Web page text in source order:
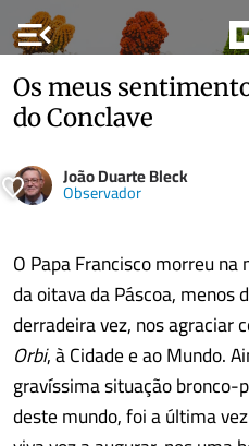
menu_open
Os meus
do Conclave
João Duarte Bleck
Observador
O Papa Francisco morreu
da oitava da Páscoa, menos
derradeira vez, nos agraciar
Orbi, à Cidade e ao Mundo.
gravíssima situação bronco-
deste mundo, foi a última